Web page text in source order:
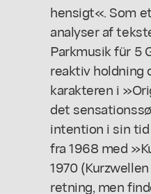
hensigt«. Som
analyser af
Parkmusik für 5
reaktiv holdning
karakteren i
det
intention i sin tid
fra 1968 med
1970
retning, men